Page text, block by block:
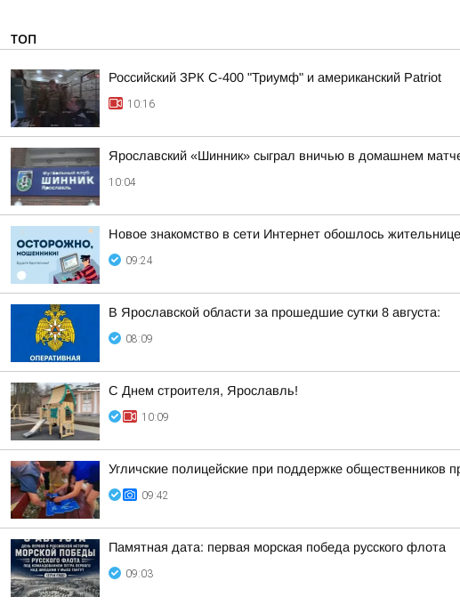
ТОП
Российский ЗРК С-400 "Триумф" и американский Patriot
10:16
Ярославский «Шинник» сыграл вничью в домашнем
10:04
Новое знакомство в сети Интернет обошлось
09:24
В Ярославской области за прошедшие сутки 8 августа:
08:09
С Днем строителя, Ярославль!
10:09
Угличские полицейские при поддержке общественников
09:42
Памятная дата: первая морская победа русского флота
09:03